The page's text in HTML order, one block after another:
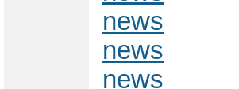
news
news
news